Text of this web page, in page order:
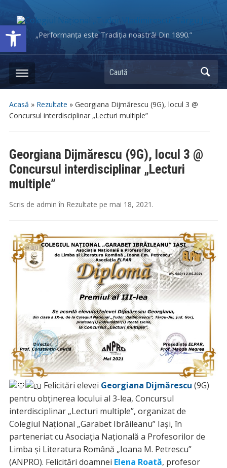
Deschide bara de unelte„Performanța este Tradiția noastră! Din 1890.”
Caută
Acasă » Rezultate » Georgiana Dijmărescu (9G), locul 3 @
Concursul interdisciplinar „Lecturi multiple”
Georgiana Dijmărescu (9G), locul 3 @
Concursul interdisciplinar „Lecturi
multiple”
Scris de admin în Rezultate pe mai 18, 2021 .
Felicitări elevei Georgiana Dijmărescu (9G)
pentru obținerea locului al 3-lea, Concursul
interdisciplinar „Lecturi multiple”, organizat de
Colegiul Național „Garabet Ibrăileanu” Iași, în
parteneriat cu Asociația Națională a Profesorilor de
Limba și Literatura Română „Ioana M. Petrescu”
(ANPRO). Felicitări doamnei Elena Roată, profesor